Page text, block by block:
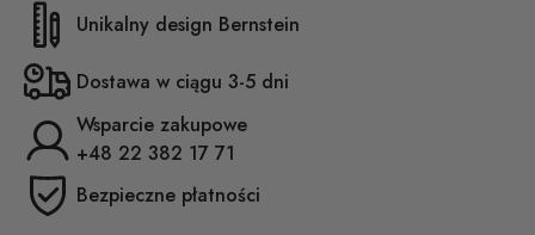
Unikalny design Bernstein
Dostawa w ciągu 3-5 dni
Wsparcie zakupowe
+48 22 382 17 71
Bezpieczne płatności